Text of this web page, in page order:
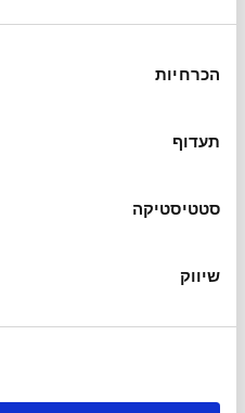
הסכמה
הכרחיות
תעדוף
סטטיסטיקה
שיווק
מועלם רואי חשבון